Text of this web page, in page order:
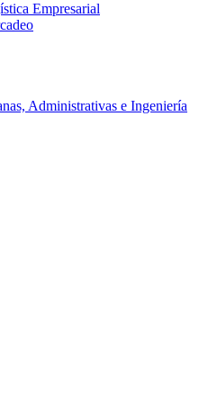
Empresarial
Administrativas e Ingeniería